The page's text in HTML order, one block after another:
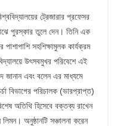
ট্রেজারার প্রফেসর
পুরস্কার তুলে দেন। তিনি এক
সহশিক্ষামুলক কার্যক্রম
উৎসবমুখর পরিবেশে এই
জানান এবং বলেন এর মাধ্যমে
বিভাগের পরিচালক (ভারপ্রাপ্ত)
অতিথি হিসেবে বক্তব্য রাখেন
অনুষ্ঠানটি সঞ্চালনা করেন